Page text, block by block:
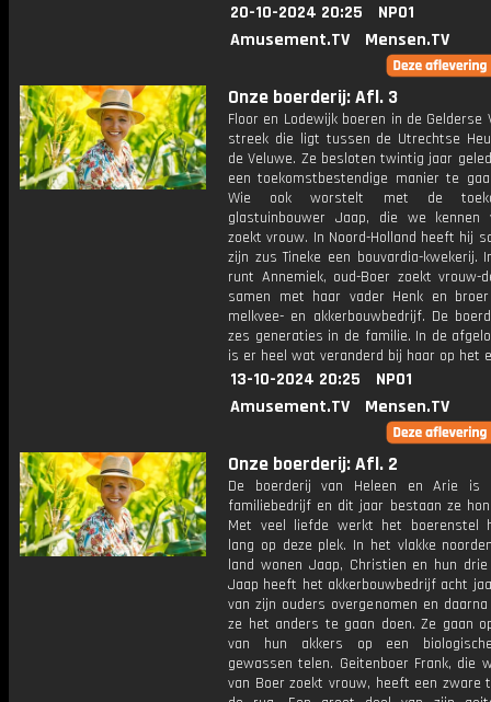
20-10-2024 20:25
NPO1
Amusement.TV
Mensen.TV
Onze boerderij: Afl. 3
Floor en Lodewijk boeren in de Gelderse
streek die ligt tussen de Utrechtse
de Veluwe. Ze besloten twintig jaar
een toekomstbestendige manier te
Wie ook worstelt met de
glastuinbouwer Jaap, die we kennen
zoekt vrouw. In Noord-Holland heeft hij
zijn zus Tineke een bouvardia-kwekerij.
runt Annemiek, oud-Boer zoekt vrouw-
samen met haar vader Henk en
melkvee- en akkerbouwbedrijf. De
zes generaties in de familie. In de
is er heel wat veranderd bij haar op het
13-10-2024 20:25
NPO1
Amusement.TV
Mensen.TV
Onze boerderij: Afl. 2
De boerderij van Heleen en Arie is
familiebedrijf en dit jaar bestaan ze
Met veel liefde werkt het boerenstel
lang op deze plek. In het vlakke
land wonen Jaap, Christien en hun drie
Jaap heeft het akkerbouwbedrijf acht
van zijn ouders overgenomen en
ze het anders te gaan doen. Ze gaan
van hun akkers op een
gewassen telen. Geitenboer Frank, die
van Boer zoekt vrouw, heeft een zware